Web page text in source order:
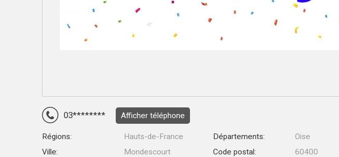
03******** Afficher téléphone
Régions: Hauts-de-France Départements:
Oise
Ville:
Mondescourt Code postal:
60400